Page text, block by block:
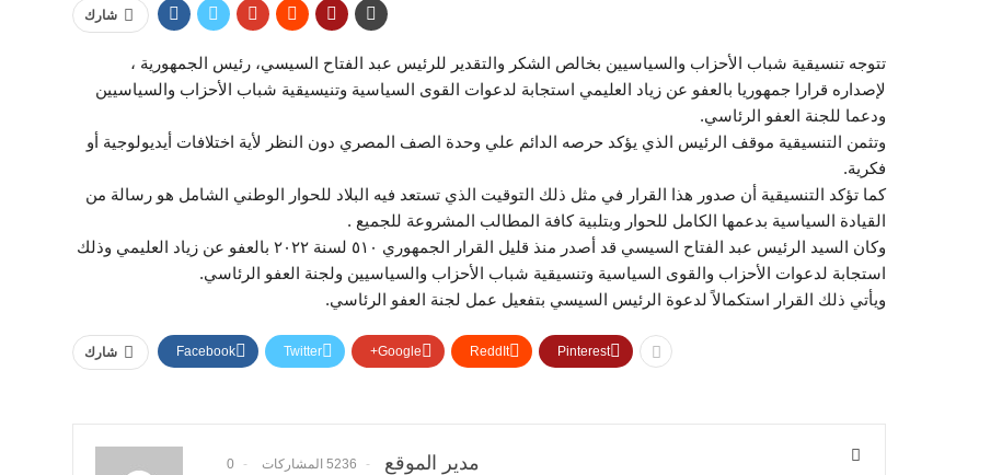
شارك
تتوجه تنسيقية شباب الأحزاب والسياسيين بخالص الشكر والتقدير للرئيس عبد الفتاح السيسي، رئيس الجمهورية ،
لإصداره قرارا جمهوريا بالعفو عن زياد العليمي استجابة لدعوات القوى السياسية وتنيسيقية شباب الأحزاب والسياسيين
ودعما للجنة العفو الرئاسي.
وتثمن التنسيقية موقف الرئيس الذي يؤكد حرصه الدائم علي وحدة الصف المصري دون النظر لأية اختلافات أيديولوجية أو
فكرية.
كما تؤكد التنسيقية أن صدور هذا القرار في مثل ذلك التوقيت الذي تستعد فيه البلاد للحوار الوطني الشامل هو رسالة من
القيادة السياسية بدعمها الكامل للحوار وبتلبية كافة المطالب المشروعة للجميع .
وكان السيد الرئيس عبد الفتاح السيسي قد أصدر منذ قليل القرار الجمهوري ٥١٠ لسنة ٢٠٢٢ بالعفو عن زياد العليمي وذلك
استجابة لدعوات الأحزاب والقوى السياسية وتنسيقية شباب الأحزاب والسياسيين ولجنة العفو الرئاسي.
ويأتي ذلك القرار استكمالاً لدعوة الرئيس السيسي بتفعيل عمل لجنة العفو الرئاسي.
شارك Facebook Twitter Google+ ReddIt Pinterest
مدير الموقع 5236 المشاركات 0